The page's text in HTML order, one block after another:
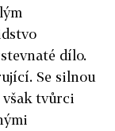
dílo.
Se silnou
tvůrci